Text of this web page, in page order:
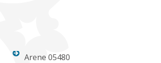
Arene 05480